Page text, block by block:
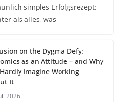
simples Erfolgsrezept:
als alles, was
on the Dygma Defy:
as an Attitude – and Why
Imagine Working
It
2026